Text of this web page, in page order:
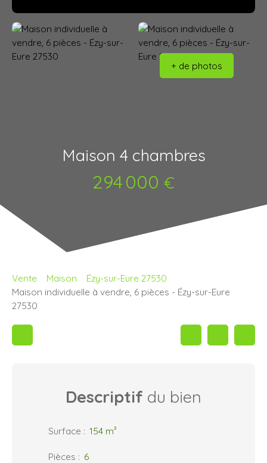
+ de photos
Maison 4 chambres
294 000 €
Vente Maison
Ézy-sur-Eure 27530
Maison individuelle à vendre, 6 pièces - Ézy-sur-Eure
27530
Descriptif du bien
Surface : 154 m²
Pièces : 6